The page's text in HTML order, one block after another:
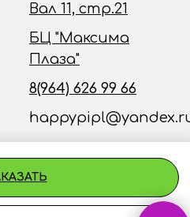
Вал 11, стр.21
БЦ "Максима
Плаза"
8(964) 626 99 66